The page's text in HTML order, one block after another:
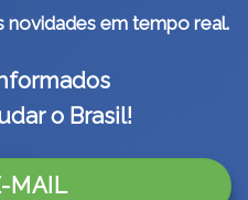
novidades em tempo real.
o Brasil!
MAIL